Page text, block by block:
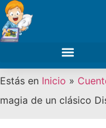
Estás en Inicio »
magia de un clásico